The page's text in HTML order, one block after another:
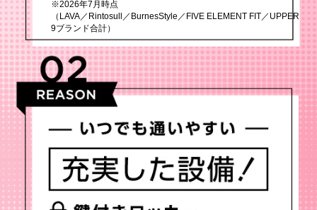
※2026年7月時点
（LAVA／Rintosull／BurnesStyle／FIVE ELEMENT FIT／UPPER
9ブランド合計）